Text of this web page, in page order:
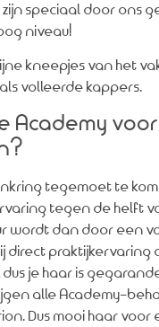
speciaal door ons
niveau!
kneepjes van het
volleerde kappers.
Academy
tegemoet te
tegen de helft
wordt dan door een
direct praktijkervaring
je haar is
alle Academy-
Dus mooi haar voor